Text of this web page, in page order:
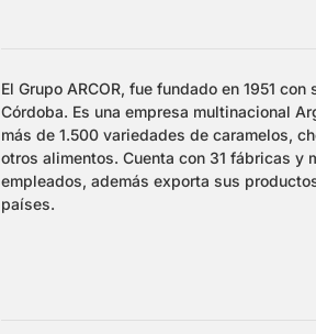
El Grupo ARCOR, fue fundado en 1951
Córdoba. Es una empresa multinacional
más de 1.500 variedades de caramelos,
otros alimentos. Cuenta con 31 fábricas y
empleados, además exporta sus
países.